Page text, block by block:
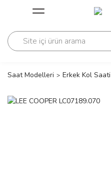
Geri Dön
Geri Dön
Saat Modelleri Erkek Kol Saati